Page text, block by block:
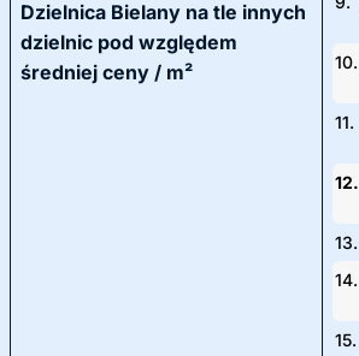
Dzielnica Bielany na tle innych
dzielnic pod względem
średniej ceny / m²
10.
11.
12.
13.
14.
15.